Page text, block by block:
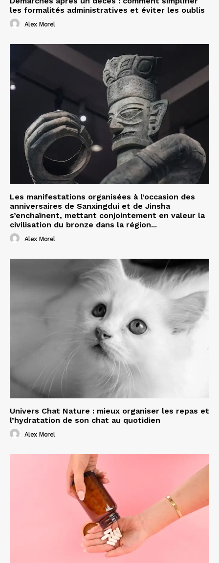
les formalités administratives et éviter les oublis
Alex Morel
Les manifestations organisées à l’occasion des
anniversaires de Sanxingdui et de Jinsha
s’enchaînent, mettant conjointement en valeur la
civilisation du bronze dans la région...
Alex Morel
Univers Chat Nature : mieux organiser les repas et
l’hydratation de son chat au quotidien
Alex Morel